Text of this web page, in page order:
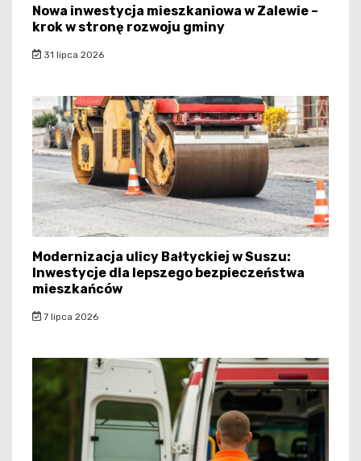
Nowa inwestycja mieszkaniowa w Zalewie –
krok w stronę rozwoju gminy
31 lipca 2026
Modernizacja ulicy Bałtyckiej w Suszu:
Inwestycje dla lepszego bezpieczeństwa
mieszkańców
7 lipca 2026